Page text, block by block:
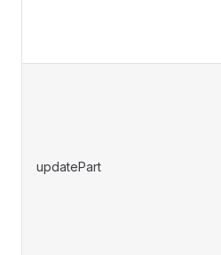
updatePart